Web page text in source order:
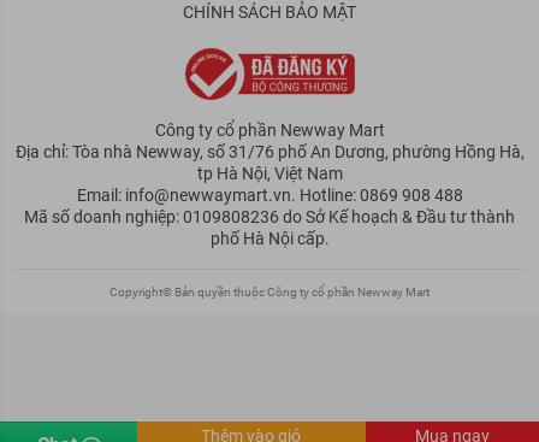
Thêm vào giỏ Mua ngay
CHÍNH SÁCH BẢO MẬT
Công ty cổ phần Newway Mart
Địa chỉ: Tòa nhà Newway, số 31/76 phố An Dương, phường Hồng Hà,
tp Hà Nội, Việt Nam
Email: info@newwaymart.vn. Hotline: 0869 908 488
Mã số doanh nghiệp: 0109808236 do Sở Kế hoạch & Đầu tư thành
phố Hà Nội cấp.
Copyright© Bản quyền thuộc Công ty cổ phần Newway Mart